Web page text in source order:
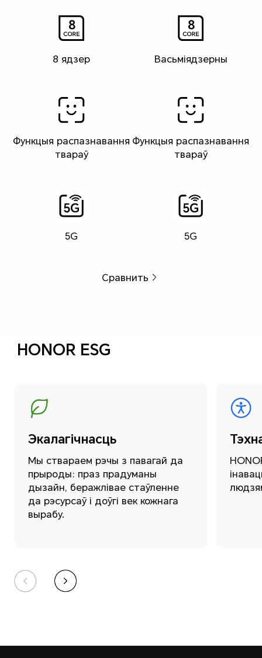
8 ядзер
Функцыя распазнавання
твараў
5G
Васьміядзерны
Функцыя распазнавання
твараў
5G
Сравнить
HONOR ESG
Экалагічнасць
Мы ствараем рэчы з павагай да
прыроды: праз прадуманы
дызайн, беражлівае стаўленне
да рэсурсаў і доўгі век кожнага
вырабу.